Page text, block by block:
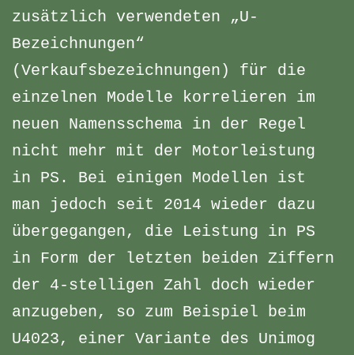
zusätzlich verwendeten „U-
Bezeichnungen“
(Verkaufsbezeichnungen) für die
einzelnen Modelle korrelieren im
neuen Namensschema in der Regel
nicht mehr mit der Motorleistung
in PS. Bei einigen Modellen ist
man jedoch seit 2014 wieder dazu
übergegangen, die Leistung in PS
in Form der letzten beiden Ziffern
der 4-stelligen Zahl doch wieder
anzugeben, so zum Beispiel beim
U4023, einer Variante des Unimog